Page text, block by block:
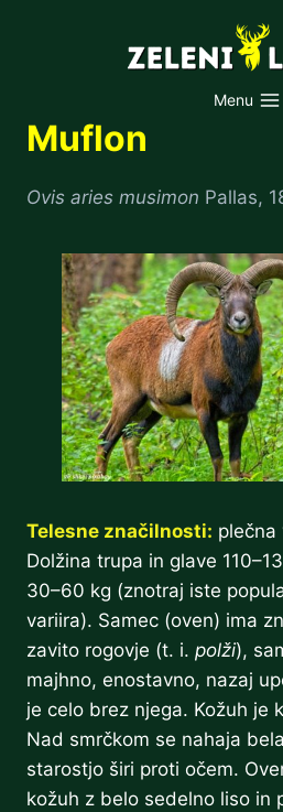
Menu
Muflon
Ovis aries musimon Pallas,
Telesne značilnosti: plečna
Dolžina trupa in glave
30–60 kg (znotraj iste
variira). Samec (oven) ima
zavito rogovje (t. i. polži),
majhno, enostavno, nazaj
je celo brez njega. Kožuh je
Nad smrčkom se nahaja
starostjo širi proti očem.
kožuh z belo sedelno liso in